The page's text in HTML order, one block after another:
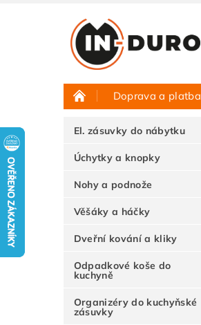
Doprava a platba
Půjčovna vzorků
El. zásuvky do nábytku
Úchytky a knopky
Nohy a podnože
Věšáky a háčky
Dveřní kování a kliky
Odpadkové koše do
kuchyně
Organizéry do kuchyňské
zásuvky